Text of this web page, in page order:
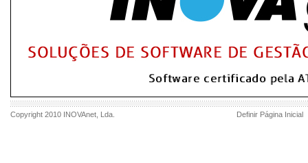
Copyright 2010 INOVAnet , Lda. Definir Página Inicial